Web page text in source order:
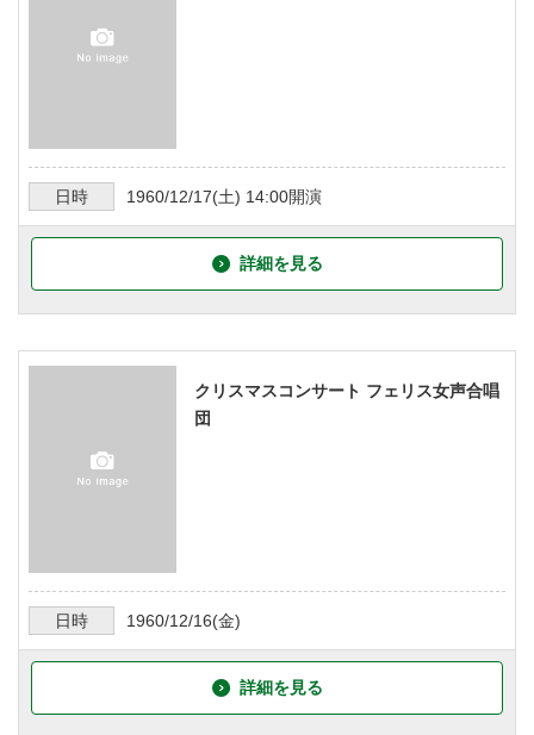
日時 1960/12/17(土) 14:00開演
詳細を見る
クリスマスコンサート フェリス女声合唱
団
日時 1960/12/16(金)
詳細を見る